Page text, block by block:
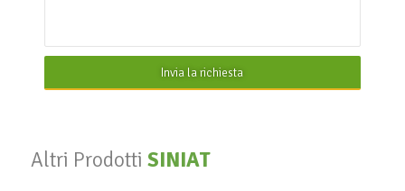
Invia la richiesta
Altri Prodotti SINIAT